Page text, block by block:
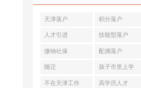
天津落户 积分落户
人才引进 技能型落户
缴纳社保 配偶落户
随迁 孩子市里上学
不在天津工作 高学历人才